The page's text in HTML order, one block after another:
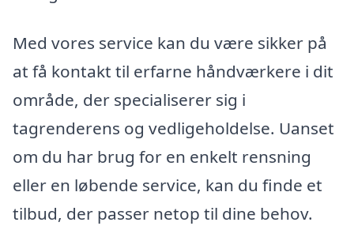
Med vores service kan du være sikker på
at få kontakt til erfarne håndværkere i dit
område, der specialiserer sig i
tagrenderens og vedligeholdelse. Uanset
om du har brug for en enkelt rensning
eller en løbende service, kan du finde et
tilbud, der passer netop til dine behov.